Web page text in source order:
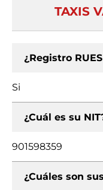
TAXIS
¿Registro
Si
¿Cuál es su
901598359
¿Cuáles son